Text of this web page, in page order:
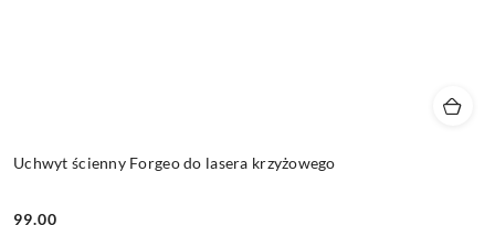
Uchwyt ścienny Forgeo do lasera krzyżowego
99.00